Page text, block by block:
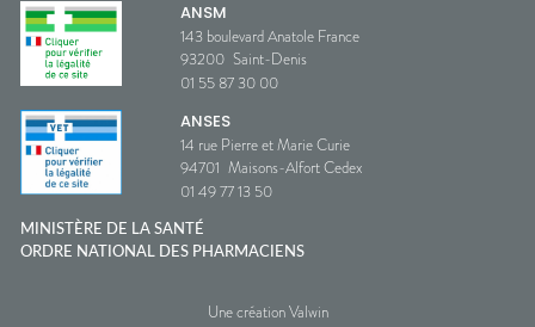
ANSM
143 boulevard Anatole France
93200 Saint-Denis
01 55 87 30 00
ANSES
14 rue Pierre et Marie Curie
94701 Maisons-Alfort Cedex
01 49 77 13 50
MINISTÈRE DE LA SANTÉ
ORDRE NATIONAL DES PHARMACIENS
Une création Valwin